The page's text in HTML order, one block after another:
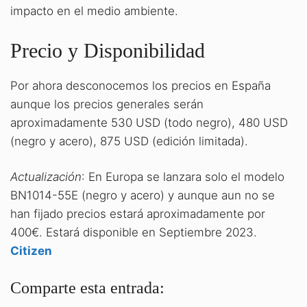
impacto en el medio ambiente.
Precio y Disponibilidad
Por ahora desconocemos los precios en España
aunque los precios generales serán
aproximadamente 530 USD (todo negro), 480 USD
(negro y acero), 875 USD (edición limitada).
Actualización: En Europa se lanzara solo el modelo
BN1014-55E (negro y acero) y aunque aun no se
han fijado precios estará aproximadamente por
400€. Estará disponible en Septiembre 2023.
Citizen
Comparte esta entrada: